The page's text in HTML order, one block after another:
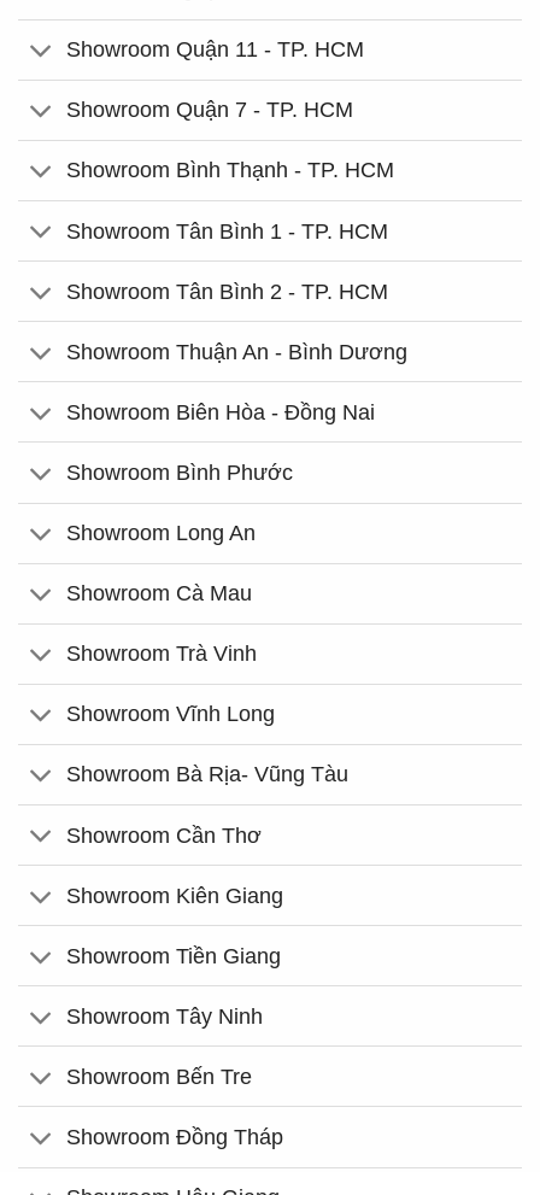
Showroom Quận 11 - TP. HCM
Showroom Quận 7 - TP. HCM
Showroom Bình Thạnh - TP. HCM
Showroom Tân Bình 1 - TP. HCM
Showroom Tân Bình 2 - TP. HCM
Showroom Thuận An - Bình Dương
Showroom Biên Hòa - Đồng Nai
Showroom Bình Phước
Showroom Long An
Showroom Cà Mau
Showroom Trà Vinh
Showroom Vĩnh Long
Showroom Bà Rịa- Vũng Tàu
Showroom Cần Thơ
Showroom Kiên Giang
Showroom Tiền Giang
Showroom Tây Ninh
Showroom Bến Tre
Showroom Đồng Tháp